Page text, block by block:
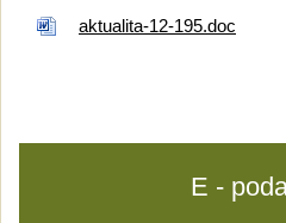
aktualita-12-195.doc
E -